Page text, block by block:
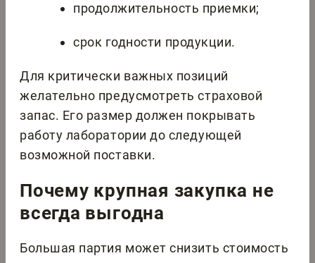
продолжительность приемки;
срок годности продукции.
Для критически важных позиций
желательно предусмотреть страховой
запас. Его размер должен покрывать
работу лаборатории до следующей
возможной поставки.
Почему крупная закупка не
всегда выгодна
Большая партия может снизить стоимость